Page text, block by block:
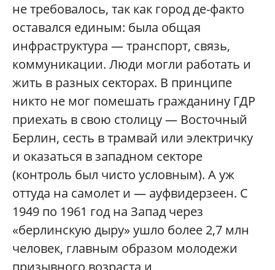
не требовалось, так как город де-факто
оставался единым: была общая
инфраструктура — транспорт, связь,
коммуникации. Люди могли работать и
жить в разных секторах. В принципе
никто не мог помешать гражданину ГДР
приехать в свою столицу — Восточный
Берлин, сесть в трамвай или электричку
и оказаться в западном секторе
(контроль был чисто условным). А уж
оттуда на самолет и — ауфвидерзеен. C
1949 по 1961 год на Запад через
«берлинскую дыру» ушло более 2,7 млн
человек, главным образом молодежи